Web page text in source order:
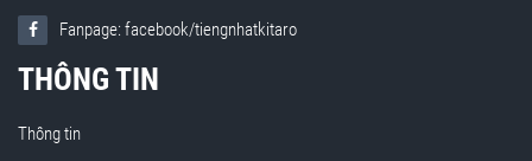
Fanpage: facebook/tiengnhatkitaro
THÔNG TIN
Thông tin